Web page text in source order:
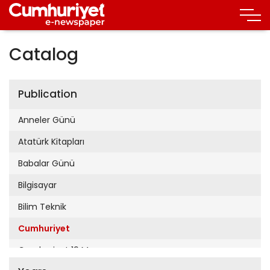
Catalog
Publication
Anneler Günü
Atatürk Kitapları
Babalar Günü
Bilgisayar
Bilim Teknik
Cumhuriyet
Cumhuriyet 19 Mayıs